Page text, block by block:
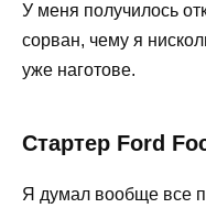
У меня получилось
сорван, чему я
уже наготове.
Стартер Ford
Я думал вообще все